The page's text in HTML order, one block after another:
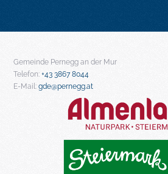
Gemeinde Pernegg an der Mur
Telefon: +43 3867 8044
E-Mail: gde@pernegg.at